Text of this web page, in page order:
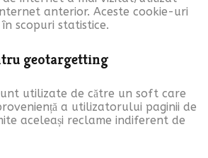
anterior. Aceste cookie-uri
scopuri statistice.
geotargetting
utilizate de către un soft care
a utilizatorului paginii de
aceleași reclame indiferent de